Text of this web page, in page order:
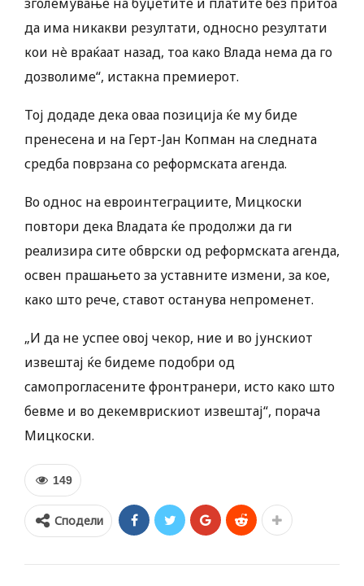
да има никакви резултати, односно резултати
кои нè враќаат назад, тоа како Влада нема да го
дозволиме“, истакна премиерот.
Тој додаде дека оваа позиција ќе му биде
пренесена и на Герт-Јан Копман на следната
средба поврзана со реформската агенда.
Во однос на евроинтеграциите, Мицкоски
повтори дека Владата ќе продолжи да ги
реализира сите обврски од реформската агенда,
освен прашањето за уставните измени, за кое,
како што рече, ставот останува непроменет.
„И да не успее овој чекор, ние и во јунскиот
извештај ќе бидеме подобри од
самопрогласените фронтранери, исто како што
бевме и во декемврискиот извештај“, порача
Мицкоски.
149
Сподели